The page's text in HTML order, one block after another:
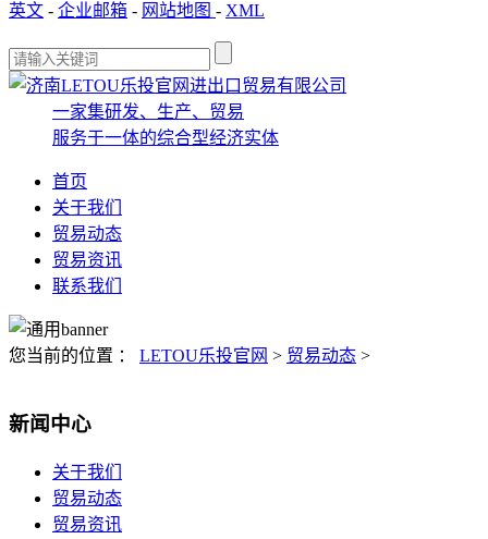
英文 - 企业邮箱 - 网站地图 - XML
一家集研发、生产、贸易
服务于一体的综合型经济实体
首页
关于我们
贸易动态
贸易资讯
联系我们
您当前的位置 ： LETOU乐投官网 > 贸易动态 >
新闻中心
关于我们
贸易动态
贸易资讯